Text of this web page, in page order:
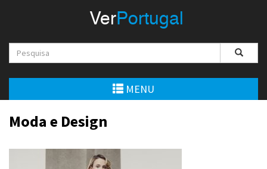
Empreendedorismo
Construção e Imobiliário
VerPortugal
MENU
Moda e Design